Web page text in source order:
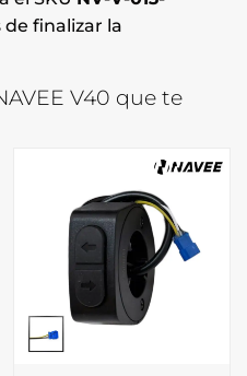
finalizar la
V40 que te